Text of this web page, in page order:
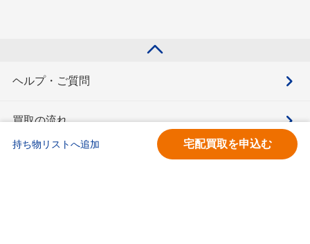
持ち物リストへ追加 宅配買取を申込む
ヘルプ・ご質問
買取の流れ